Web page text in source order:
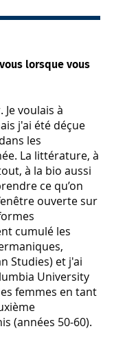
lorsque vous
Je voulais à
j'ai été déçue
les
La littérature, à
à la bio aussi
ce qu’on
ouverte sur
cumulé les
Studies) et j'ai
University
femmes en tant
(années 50-60).